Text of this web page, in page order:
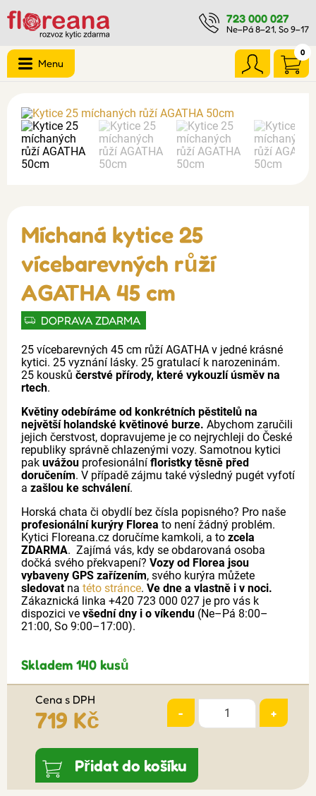
723 000 027
Ne–Pá 8–21, So 9–17
0
Menu
Míchaná kytice 25
vícebarevných růží
AGATHA 45 cm
DOPRAVA ZDARMA
25 vícebarevných 45 cm růží AGATHA v jedné krásné
kytici. 25 vyznání lásky. 25 gratulací k narozeninám.
25 kousků čerstvé přírody, které vykouzlí úsměv na
rtech.
Květiny odebíráme od konkrétních pěstitelů na
největší holandské květinové burze. Abychom zaručili
jejich čerstvost, dopravujeme je co nejrychleji do České
republiky správně chlazenými vozy. Samotnou kytici
pak uvážou profesionální floristky těsně před
doručením. V případě zájmu také výsledný pugét vyfotí
a zašlou ke schválení.
Horská chata či obydlí bez čísla popisného? Pro naše
profesionální kurýry Florea to není žádný problém.
Kytici Floreana.cz doručíme kamkoli, a to zcela
ZDARMA. Zajímá vás, kdy se obdarovaná osoba
dočká svého překvapení? Vozy od Florea jsou
vybaveny GPS zařízením, svého kurýra můžete
sledovatna této stránce. Ve dne a vlastně i v noci.
Zákaznická linka +420 723 000 027 je pro vás k
dispozici ve všední dny i o víkendu (Ne–Pá 8:00–
21:00, So 9:00–17:00).
Skladem 140 kusů
Cena s DPH
719 Kč - +
Přidat do košíku